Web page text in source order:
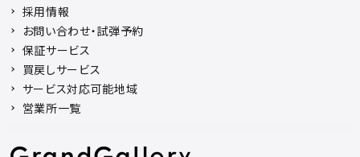
採用情報
お問い合わせ・試弾予約
保証サービス
買戻しサービス
サービス対応可能地域
営業所一覧